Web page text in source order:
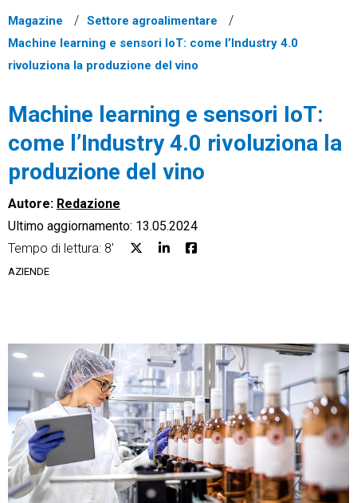
Ecommerce
Financial Solutions
HR
Trust Services
TeamSystem Corporate
Magazine
Settore agroalimentare
Machine learning e sensori IoT: come l’Industry 4.0
rivoluziona la produzione del vino
Machine learning e sensori IoT:
come l’Industry 4.0 rivoluziona la
produzione del vino
Autore: Redazione
Ultimo aggiornamento: 13.05.2024
Tempo di lettura: 8'
AZIENDE